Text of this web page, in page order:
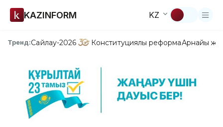
KAZINFORM KZ
Тренд:Сайлау-2026 Конституциялық реформаАрнайы